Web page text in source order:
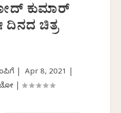
ಕುಮಾರ್
ಚಿತ್ರ
| Apr 8, 2021